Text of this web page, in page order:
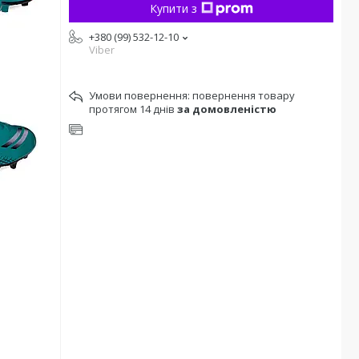
Купити з
+380 (99) 532-12-10
Viber
повернення товару
протягом 14 днів за домовленістю